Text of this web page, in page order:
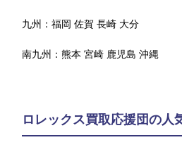
九州：福岡 佐賀 長崎 大分
南九州：熊本 宮崎 鹿児島 沖縄
ロレックス買取応援団の人